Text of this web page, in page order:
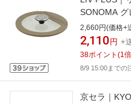
SONOMA グ
2,660円(価格+
2,110 円 +
38ポイント (1
8/9 15:00までの
京セラ｜